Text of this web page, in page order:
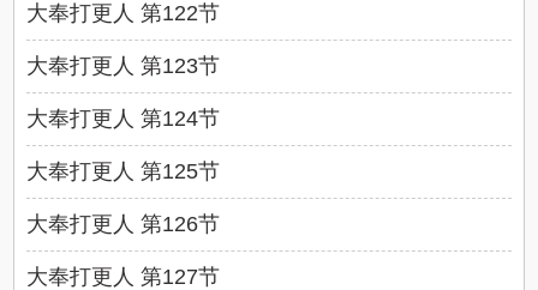
大奉打更人 第122节
大奉打更人 第123节
大奉打更人 第124节
大奉打更人 第125节
大奉打更人 第126节
大奉打更人 第127节